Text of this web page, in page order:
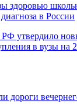
здоровью
в России
утвердило
в вузы на
дороги